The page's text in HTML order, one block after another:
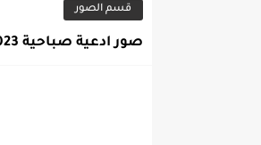
قسم الصور
صور ادعية صباحية 2023 دعاء الصباح بالصور